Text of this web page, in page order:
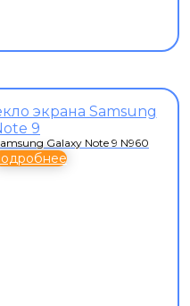
Galaxy Note 9 N960